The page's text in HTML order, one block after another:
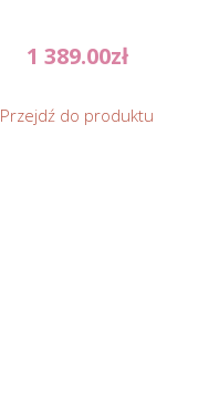
1 389.00zł
Przejdź do produktu